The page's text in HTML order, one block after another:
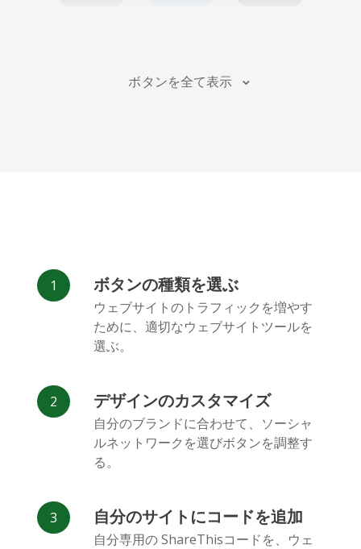
Facebook
Messenger
Odnoklassniki
Vk Blogger Snapchat
ボタンを全て表示
ボタンの種類を選ぶ
ウェブサイトのトラフィックを増やす
ために、適切なウェブサイトツールを
選ぶ。
デザインのカスタマイズ
自分のブランドに合わせて、ソーシャ
ルネットワークを選びボタンを調整す
る。
自分のサイトにコードを追加
自分専用の ShareThisコードを、ウェ